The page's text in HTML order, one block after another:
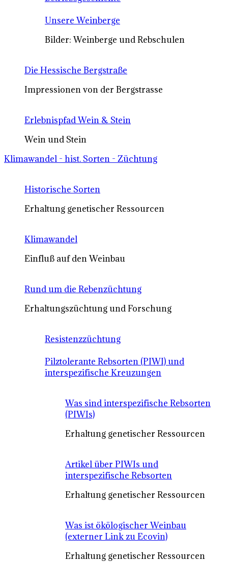
Unsere Weinberge
Bilder: Weinberge und Rebschulen
Die Hessische Bergstraße
Impressionen von der Bergstrasse
Erlebnispfad Wein & Stein
Wein und Stein
Klimawandel - hist. Sorten - Züchtung
Historische Sorten
Erhaltung genetischer Ressourcen
Klimawandel
Einfluß auf den Weinbau
Rund um die Rebenzüchtung
Erhaltungszüchtung und Forschung
Resistenzzüchtung
Pilztolerante Rebsorten (PIWI) und
interspezifische Kreuzungen
Was sind interspezifische Rebsorten
(PIWIs)
Erhaltung genetischer Ressourcen
Artikel über PIWIs und
interspezifische Rebsorten
Erhaltung genetischer Ressourcen
Was ist ökölogischer Weinbau
(externer Link zu Ecovin)
Erhaltung genetischer Ressourcen